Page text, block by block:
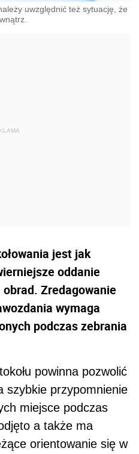
uwzględnić też sytuację, że
jest jak
oddanie
Zredagowanie
wymaga
podczas zebrania
powinna pozwolić
szybkie przypomnienie
miejsce podczas
a także ma
orientowanie się w